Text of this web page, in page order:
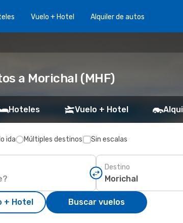
Vuelo + Hotel Alquiler de autos
a Morichal (MHF)
Hoteles Vuelo + Hotel
ida Múltiples destinos Sin escalas
Destino
+ Hotel Buscar vuelos